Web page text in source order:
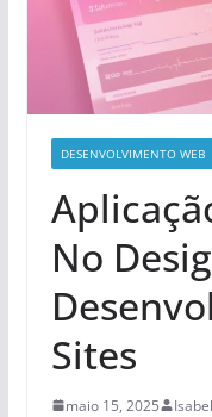
DESENVOLVIMENTO WEB
No
Sites
maio 15, 2025